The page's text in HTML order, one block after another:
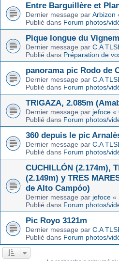
Entre Barguillère et
Dernier message par Arbizon
Publié dans Forum photos/
Pique longue du
Dernier message par C.A
Publié dans Préparation de
panorama pic Rodo de
Dernier message par C.A
Publié dans Forum photos/
TRIGAZA, 2.085m
Dernier message par jefoce «
Publié dans Forum photos/
360 depuis le pic
Dernier message par C.A
Publié dans Forum photos/
CUCHILLÓN (2.174m),
(2.149m) y TRES
de Alto Campóo)
Dernier message par jefoce «
Publié dans Forum photos/
Pic Royo 3121m
Dernier message par C.A
Publié dans Forum photos/